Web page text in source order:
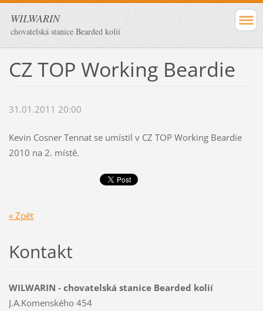
WILWARIN
chovatelská stanice Bearded kolií
CZ TOP Working Beardie
31.01.2011 20:00
Kevin Cosner Tennat se umístil v CZ TOP Working Beardie
2010 na 2. místě.
« Zpět
Kontakt
WILWARIN - chovatelská stanice Bearded kolií
J.A.Komenského 454